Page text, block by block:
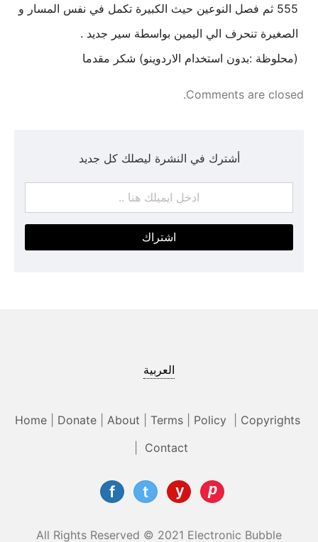
555 ثم فصل النوعين حيث الكبيرة تكمل في نفس المسار و
الصغيرة تنحرف الي اليمين بواسطة سير جديد .
(محلوظة :بدون استخدام الاردوينو) شكر مقدما
Comments are closed.
أشترك في النشرة ليصلك كل جديد
اشتراك
العربية
Home| Donate| About Terms| Policy
Copyrights
Contact
All Rights Reserved © 2021 Electronic Bubble